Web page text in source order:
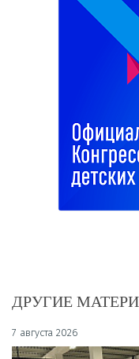
ДРУГИЕ
7 августа 2026